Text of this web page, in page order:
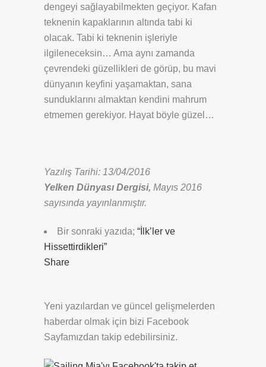
dengeyi sağlayabilmekten geçiyor. Kafan
teknenin kapaklarının altında tabi ki
olacak. Tabi ki teknenin işleriyle
ilgileneceksin… Ama aynı zamanda
çevrendeki güzellikleri de görüp, bu mavi
dünyanın keyfini yaşamaktan, sana
sunduklarını almaktan kendini mahrum
etmemen gerekiyor. Hayat böyle güzel…
Yazılış Tarihi: 13/04/2016
Yelken Dünyası Dergisi, Mayıs 2016
sayısında yayınlanmıştır.
Bir sonraki yazıda; “İlk’ler ve
Hissettirdikleri”
Share
Yeni yazılardan ve güncel gelişmelerden
haberdar olmak için bizi Facebook
Sayfamızdan takip edebilirsiniz.